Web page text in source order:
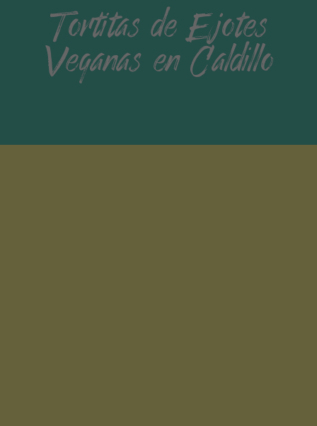
Tortitas de Ejotes
Veganas en Caldillo